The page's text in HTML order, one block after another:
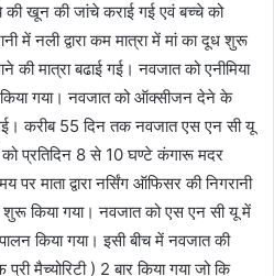
की खून की जांचे कराई गई एवं बच्चे को
में नली द्वारा कम मात्रा में मां का दूध शुरू
की मात्रा बढाई गई। नवजात को एनीमिया
गया। नवजात को ऑक्सीजन देने के
करीब 55 दिन तक नवजात एस एन सी यू
को प्रतिदिन 8 से 10 घण्टे कंगारू मदर
माता द्वारा नर्सिंग ऑफिसर की निगरानी
शुरू किया गया। नवजात को एस एन सी यू में
किया गया। इसी बीच में नवजात की
मैच्योरिटी ) 2 बार किया गया जो कि